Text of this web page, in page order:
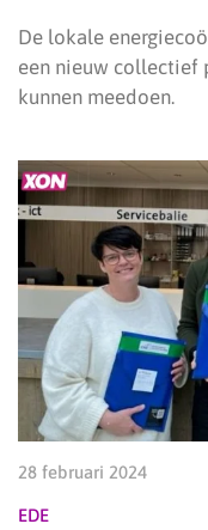
De lokale
een nieuw collectief
kunnen meedoen.
28 februari 2024
EDE